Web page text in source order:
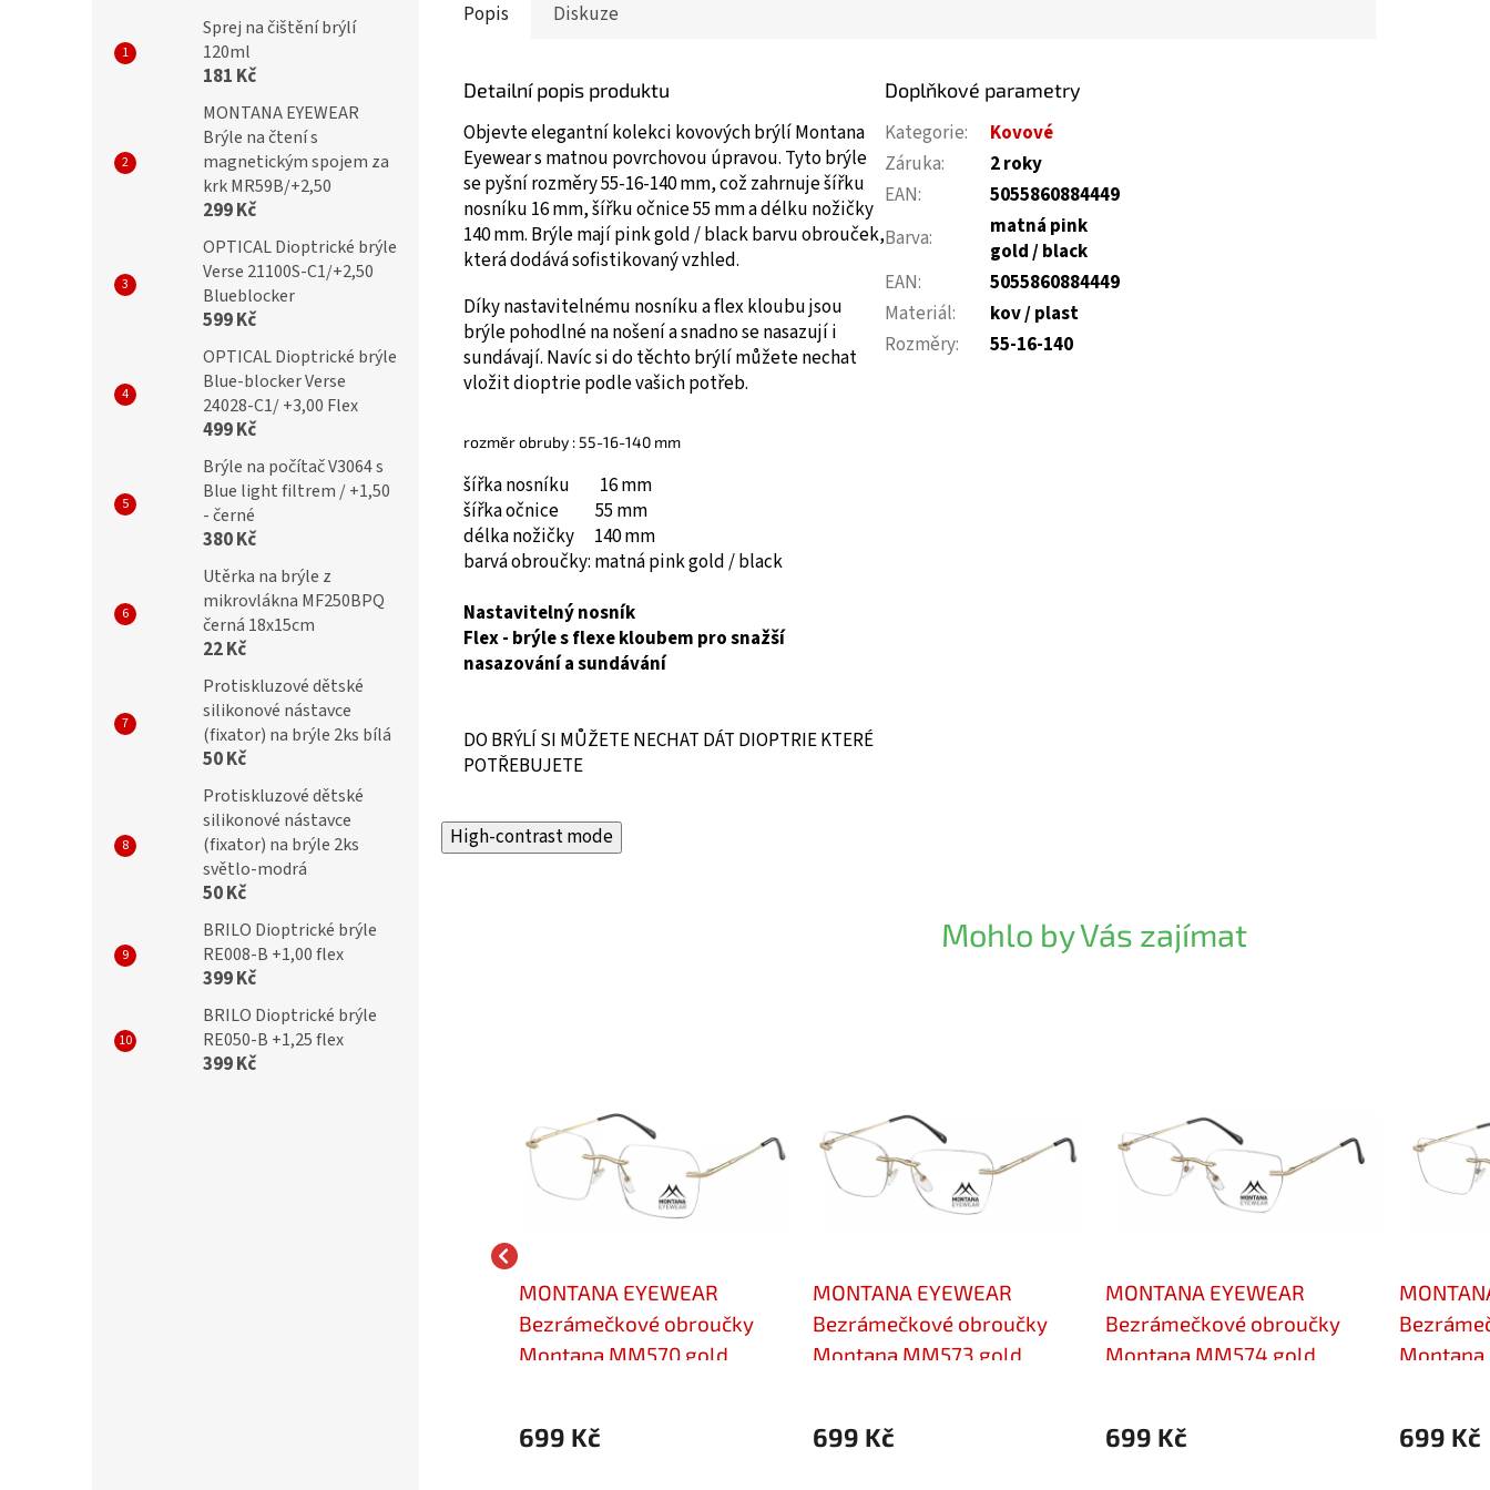
Sprej na čištění brýlí
120ml
181 Kč
MONTANA EYEWEAR
Brýle na čtení s
magnetickým spojem za
krk MR59B/+2,50
299 Kč
OPTICAL Dioptrické brýle
Verse 21100S-C1/+2,50
Blueblocker
599 Kč
OPTICAL Dioptrické brýle
Blue-blocker Verse
24028-C1/ +3,00 Flex
499 Kč
Brýle na počítač V3064 s
Blue light filtrem / +1,50
- černé
380 Kč
Utěrka na brýle z
mikrovlákna MF250BPQ
černá 18x15cm
22 Kč
Protiskluzové dětské
silikonové nástavce
(fixator) na brýle 2ks bílá
50 Kč
Protiskluzové dětské
silikonové nástavce
(fixator) na brýle 2ks
světlo-modrá
50 Kč
BRILO Dioptrické brýle
RE008-B +1,00 flex
399 Kč
BRILO Dioptrické brýle
RE050-B +1,25 flex
399 Kč
Popis Diskuze
Detailní popis produktu
Objevte elegantní kolekci kovových brýlí Montana
Eyewear s matnou povrchovou úpravou. Tyto brýle
se pyšní rozměry 55-16-140 mm, což zahrnuje šířku
nosníku 16 mm, šířku očnice 55 mm a délku nožičky
140 mm. Brýle mají pink gold / black barvu obrouček,
která dodává sofistikovaný vzhled.
Díky nastavitelnému nosníku a flex kloubu jsou
brýle pohodlné na nošení a snadno se nasazují i
sundávají. Navíc si do těchto brýlí můžete nechat
vložit dioptrie podle vašich potřeb.
rozměr obruby : 55-16-140 mm
šířka nosníku 16 mm
šířka očnice 55 mm
délka nožičky 140 mm
barvá obroučky: matná pink gold / black
Nastavitelný nosník
Flex - brýle s flexe kloubem pro snažší
nasazování a sundávání
DO BRÝLÍ SI MŮŽETE NECHAT DÁT DIOPTRIE KTERÉ
POTŘEBUJETE
Doplňkové parametry
Kategorie:
Kovové
Záruka:
2 roky
EAN:
5055860884449
Barva:
matná pink
gold / black
EAN:
5055860884449
Materiál:
kov / plast
Rozměry: 55-16-140
High-contrast mode
Mohlo by Vás zajímat
MONTANA EYEWEAR
Bezrámečkové obroučky
Montana MM570 gold
699 Kč
MONTANA EYEWEAR
Bezrámečkové obroučky
Montana MM573 gold
699 Kč
MONTANA EYEWEAR
Bezrámečkové obroučky
Montana MM574 gold
699 Kč
Montana
699 Kč